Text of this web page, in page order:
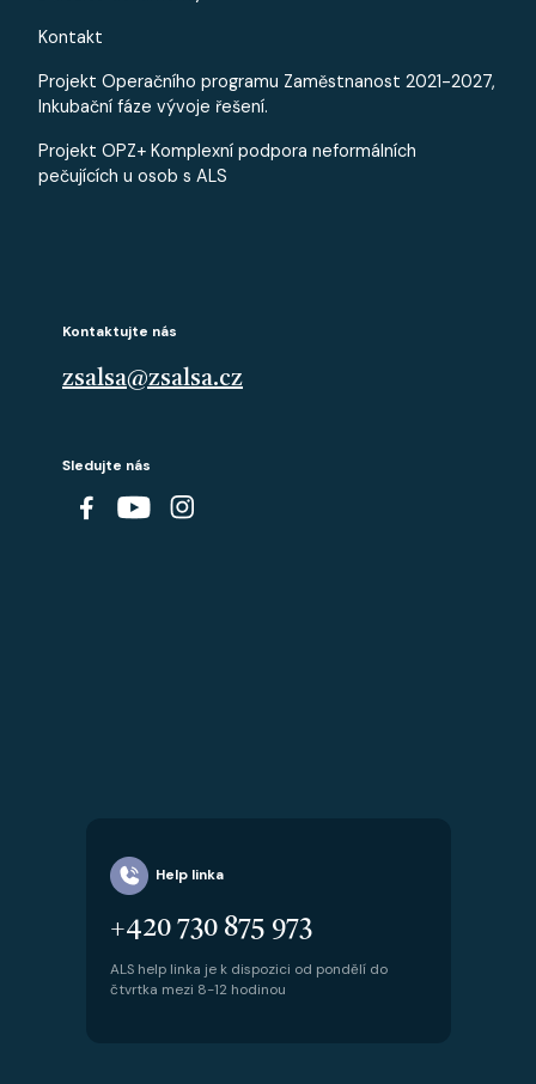
Kontakt
Projekt Operačního programu Zaměstnanost 2021-2027,
Inkubační fáze vývoje řešení.
Projekt OPZ+ Komplexní podpora neformálních
pečujících u osob s ALS
Kontaktujte nás
zsalsa@zsalsa.cz
Sledujte nás
Help linka
+420 730 875 973
ALS help linka je k dispozici od pondělí do
čtvrtka mezi 8-12 hodinou